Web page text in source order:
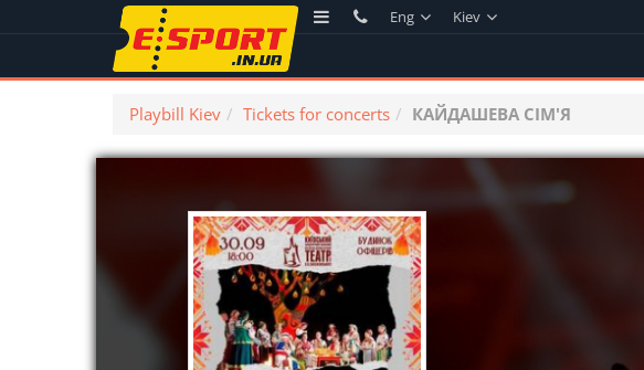
Eng Kiev
Playbill Kiev Tickets for concerts КАЙДАШЕВА СІМ'Я